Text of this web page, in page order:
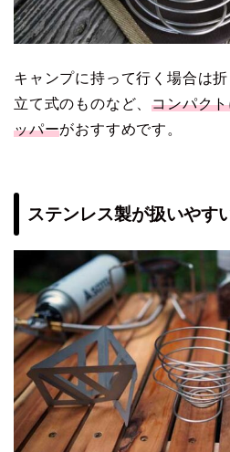
キャンプに持って行く場合は
立て式のものなど、コンパク
ッパーがおすすめです。
ステンレス製が扱いやす